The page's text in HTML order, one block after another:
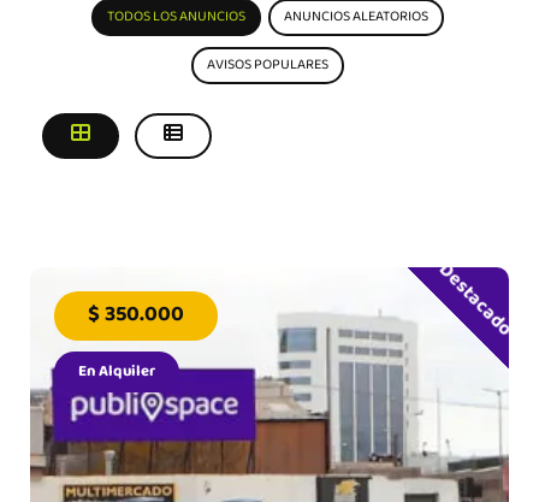
TODOS LOS ANUNCIOS
ANUNCIOS ALEATORIOS
AVISOS POPULARES
Destacado
$ 350.000
En Alquiler